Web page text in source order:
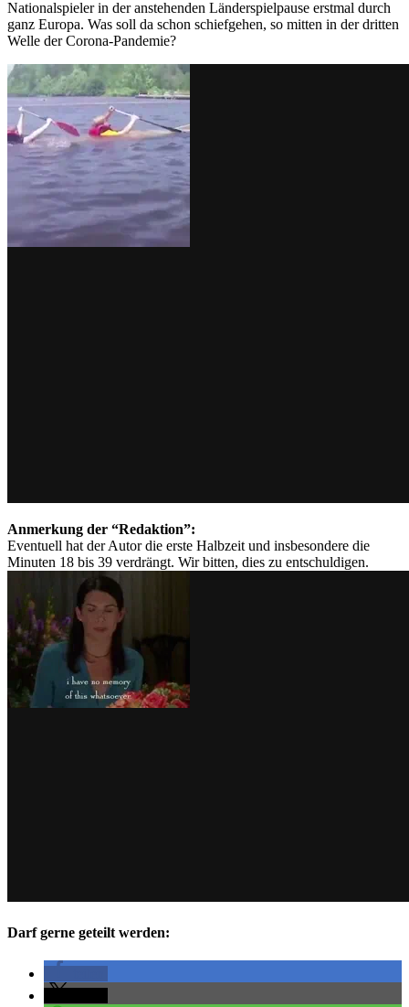
Nationalspieler in der anstehenden Länderspielpause erstmal durch
ganz Europa. Was soll da schon schiefgehen, so mitten in der dritten
Welle der Corona-Pandemie?
Anmerkung der “Redaktion”:
Eventuell hat der Autor die erste Halbzeit und insbesondere die
Minuten 18 bis 39 verdrängt. Wir bitten, dies zu entschuldigen.
Darf gerne geteilt werden: